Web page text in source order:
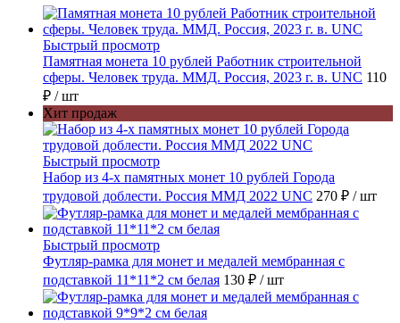
Быстрый просмотр
Памятная монета 10 рублей Работник строительной
сферы. Человек труда. ММД. Россия, 2023 г. в. UNC 110
₽ / шт
Хит продаж
Быстрый просмотр
Набор из 4-х памятных монет 10 рублей Города
трудовой доблести. Россия ММД 2022 UNC 270 ₽ / шт
Быстрый просмотр
Футляр-рамка для монет и медалей мембранная с
подставкой 11*11*2 см белая 130 ₽ / шт